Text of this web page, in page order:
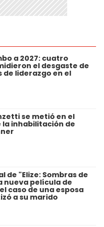
a 2027: cuatro
el desgaste de
de liderazgo en el
se metió en el
inhabilitación de
de "Elize: Sombras de
nueva película de
caso de una esposa
a su marido